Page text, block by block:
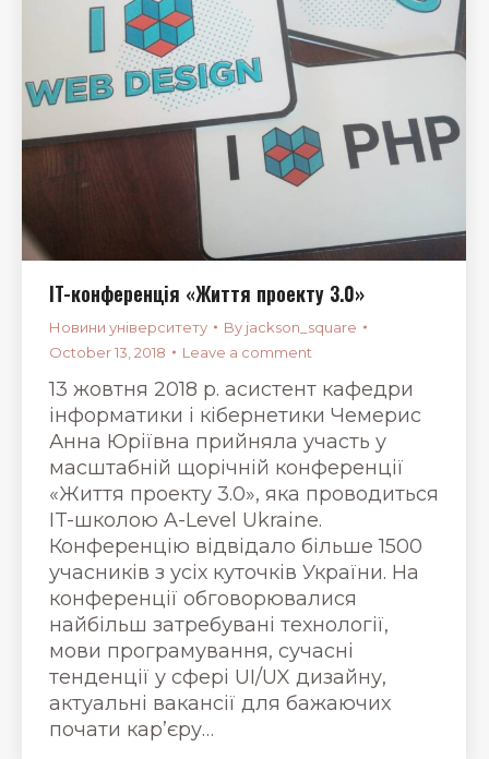
IT-конференція «Життя проекту 3.0»
Новини університету By jackson_square
October 13, 2018
Leave a comment
13 жовтня 2018 р. асистент кафедри
інформатики і кібернетики Чемерис
Анна Юріївна прийняла участь у
масштабній щорічній конференції
«Життя проекту 3.0», яка проводиться
IT-школою A-Level Ukraine.
Конференцію відвідало більше 1500
учасників з усіх куточків України. На
конференції обговорювалися
найбільш затребувані технології,
мови програмування, сучасні
тенденції у сфері UI/UX дизайну,
актуальні вакансії для бажаючих
почати кар’єру…